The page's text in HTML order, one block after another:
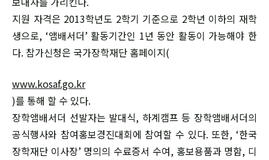
지원 자격은 2013학년도 2학기 기준으로 2학년 이하의 재학
생으로, ‘앰배서더’ 활동기간인 1년 동안 활동이 가능해야 한
다. 참가신청은 국가장학재단 홈페이지(
www.kosaf.go.kr
)를 통해 할 수 있다.
장학앰배서더 선발자는 발대식, 하계캠프 등 장학앰배서더의
공식행사와 참여홍보경진대회에 참여할 수 있다. 또한, ‘한국
장학재단 이사장’ 명의의 수료증서 수여, 홍보용품과 명함, 디